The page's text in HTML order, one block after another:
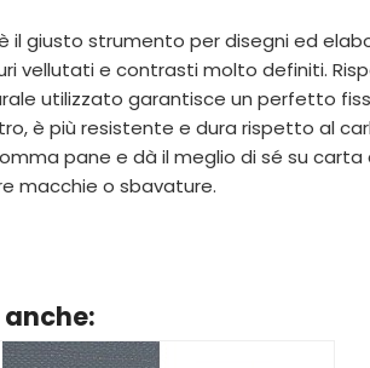
giusto strumento per disegni ed
vellutati e contrasti molto definiti.
utilizzato garantisce un perfetto
è più resistente e dura rispetto al
pane e dà il meglio di sé su
macchie o sbavature.